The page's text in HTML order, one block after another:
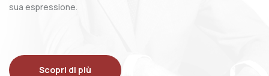
sua espressione.
Scopri di più